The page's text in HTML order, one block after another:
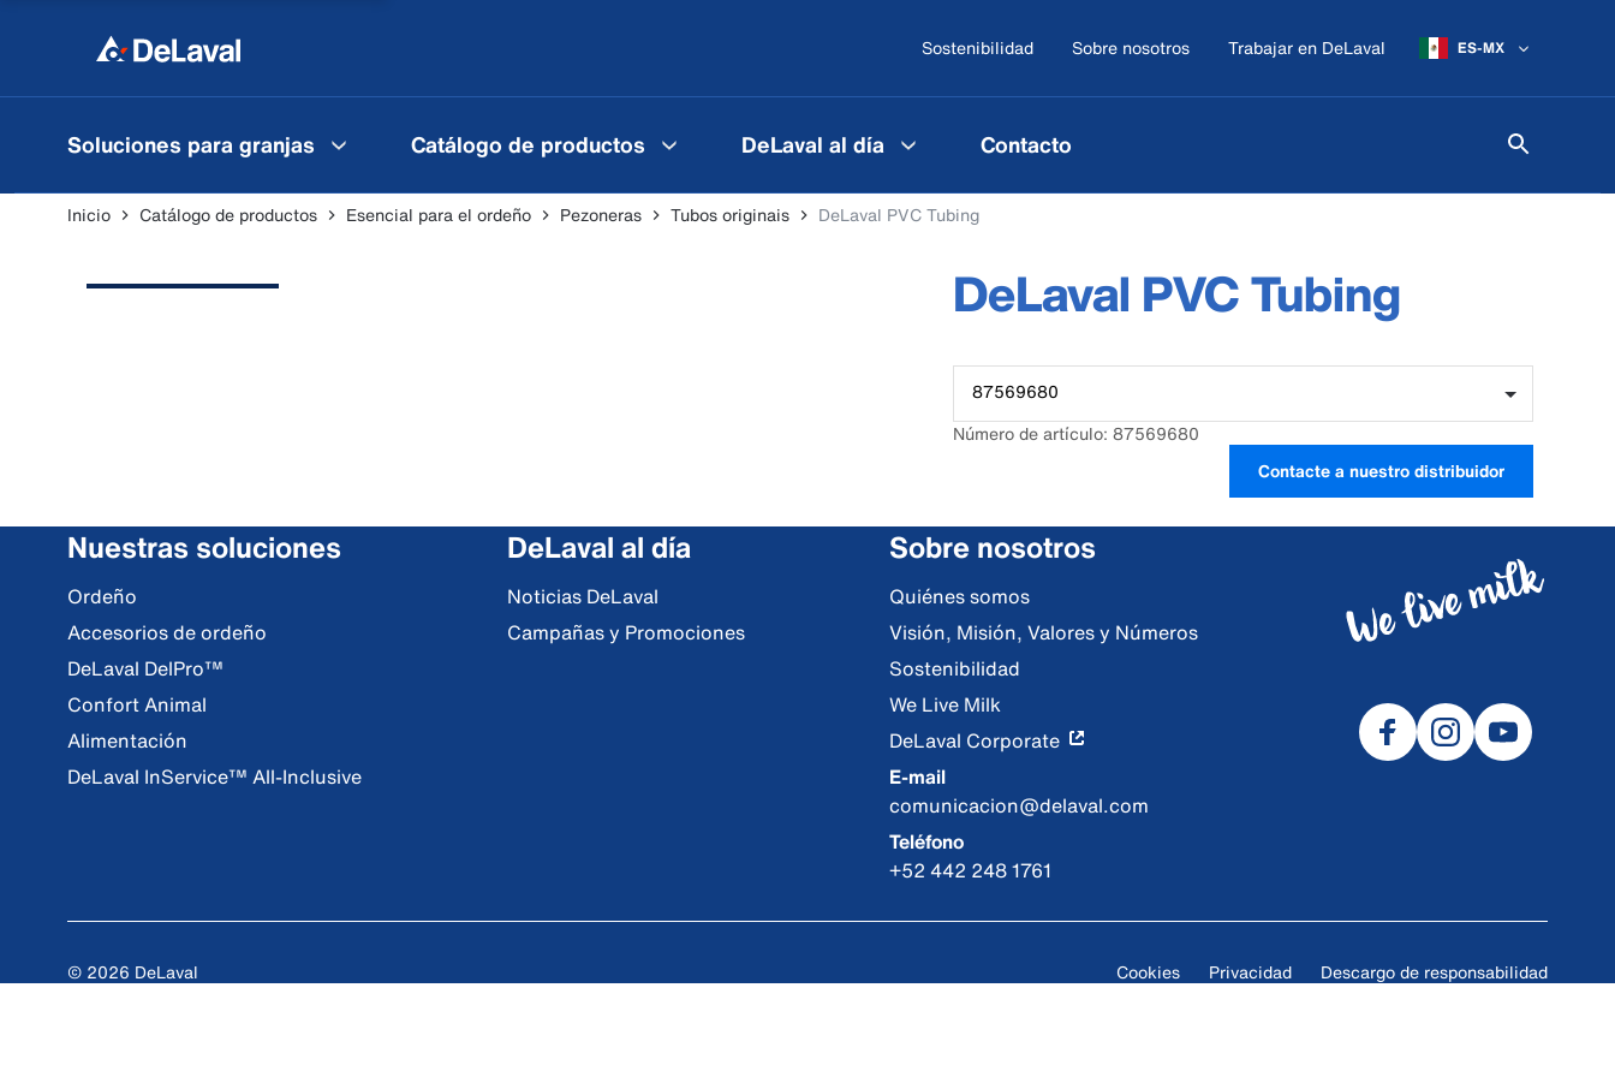
Sostenibilidad Sobre nosotros Trabajar en DeLaval ES-MX
Soluciones para granjas Catálogo de productos DeLaval al día Contacto
Inicio Catálogo de productos Esencial para el ordeño Pezoneras Tubos originais DeLaval PVC Tubing
DeLaval PVC Tubing
87569680
Número de artículo: 87569680
Contacte a nuestro distribuidor
Nuestras soluciones
Ordeño
Accesorios de ordeño
DeLaval DelPro™
Confort Animal
Alimentación
DeLaval InService™ All-Inclusive
DeLaval al día
Noticias DeLaval
Campañas y Promociones
Sobre nosotros
Quiénes somos
Visión, Misión, Valores y Números
Sostenibilidad
We Live Milk
DeLaval Corporate
E-mail
comunicacion@delaval.com
Teléfono
+52 442 248 1761
© 2026 DeLaval Cookies Privacidad Descargo de responsabilidad